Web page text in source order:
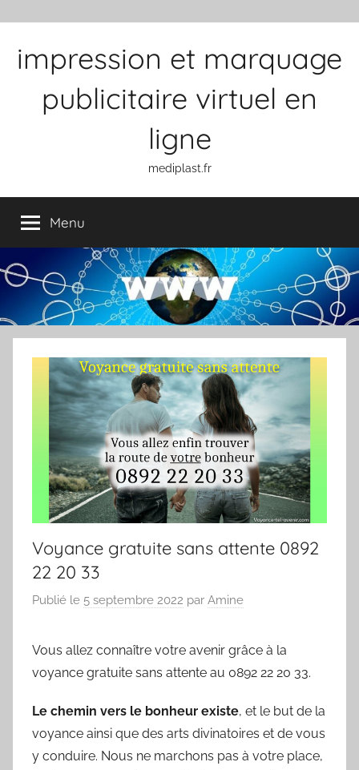
impression et marquage
publicitaire virtuel en
ligne
mediplast.fr
Menu
Voyance gratuite sans attente 0892
22 20 33
Publié le 5 septembre 2022 par Amine
Vous allez connaître votre avenir grâce à la
voyance gratuite sans attente au 0892 22 20 33.
Le chemin vers le bonheur existe, et le but de la
voyance ainsi que des arts divinatoires et de vous
y conduire. Nous ne marchons pas à votre place,